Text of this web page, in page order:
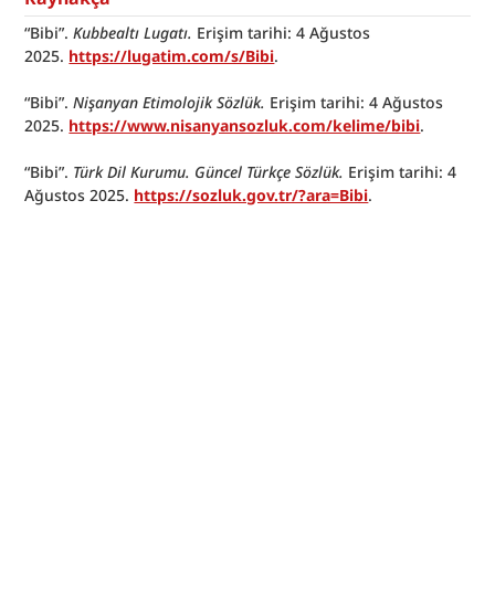
“Bibi”. Kubbealtı Lugatı. Erişim tarihi: 4 Ağustos
2025. https://lugatim.com/s/Bibi.
“Bibi”. Nişanyan Etimolojik Sözlük. Erişim tarihi: 4 Ağustos
2025. https://www.nisanyansozluk.com/kelime/bibi.
“Bibi”. Türk Dil Kurumu. Güncel Türkçe Sözlük. Erişim tarihi: 4
Ağustos 2025. https://sozluk.gov.tr/?ara=Bibi.